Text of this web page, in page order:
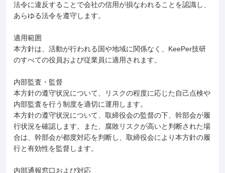
法令に違反することで会社の信用が損なわれることを認識し、
あらゆる法令を遵守します。
適用範囲
本方針は、活動が行われる国や地域に関係なく、KeePer技研
のすべての役員および従業員に適用されます。
内部監査・監督
本方針の遵守状況について、リスクの程度に応じた自己点検や
内部監査を行う制度を適切に運用します。
本方針の遵守状況について、取締役会の監督の下、幹部会が履
行状況を確認します。また、腐敗リスクが高いと判断された場
合は、幹部会が都度対応を判断し、取締役会により本方針の履
行と有効性を監督します。
内部通報窓口および対応